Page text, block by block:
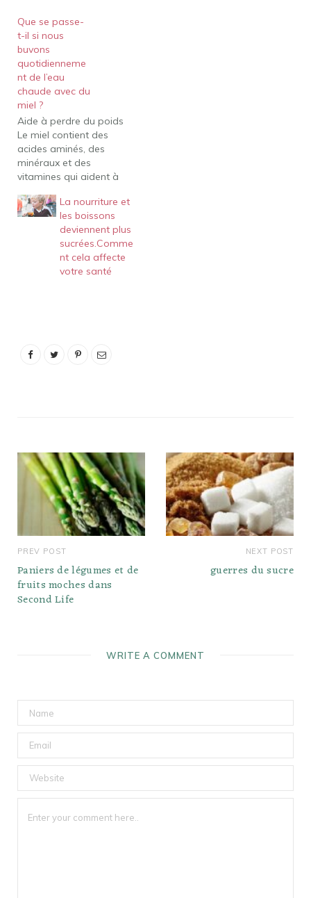
Que se passe-
t-il si nous
buvons
quotidienneme
nt de l’eau
chaude avec du
miel ?
Aide à perdre du poids
Le miel contient des
acides aminés, des
minéraux et des
vitamines qui aident à
cholestérol et des
graisses, empêchant
ainsi la prise de poids.
Buvez un mélange de
miel et d'eau chaude dès
que vous vous réveillez le
La nourriture et
les boissons
deviennent plus
sucrées.Comme
nt cela affecte
votre santé
PREV POST
Paniers de légumes et de
fruits moches dans
Second Life
NEXT POST
guerres du sucre
WRITE A COMMENT